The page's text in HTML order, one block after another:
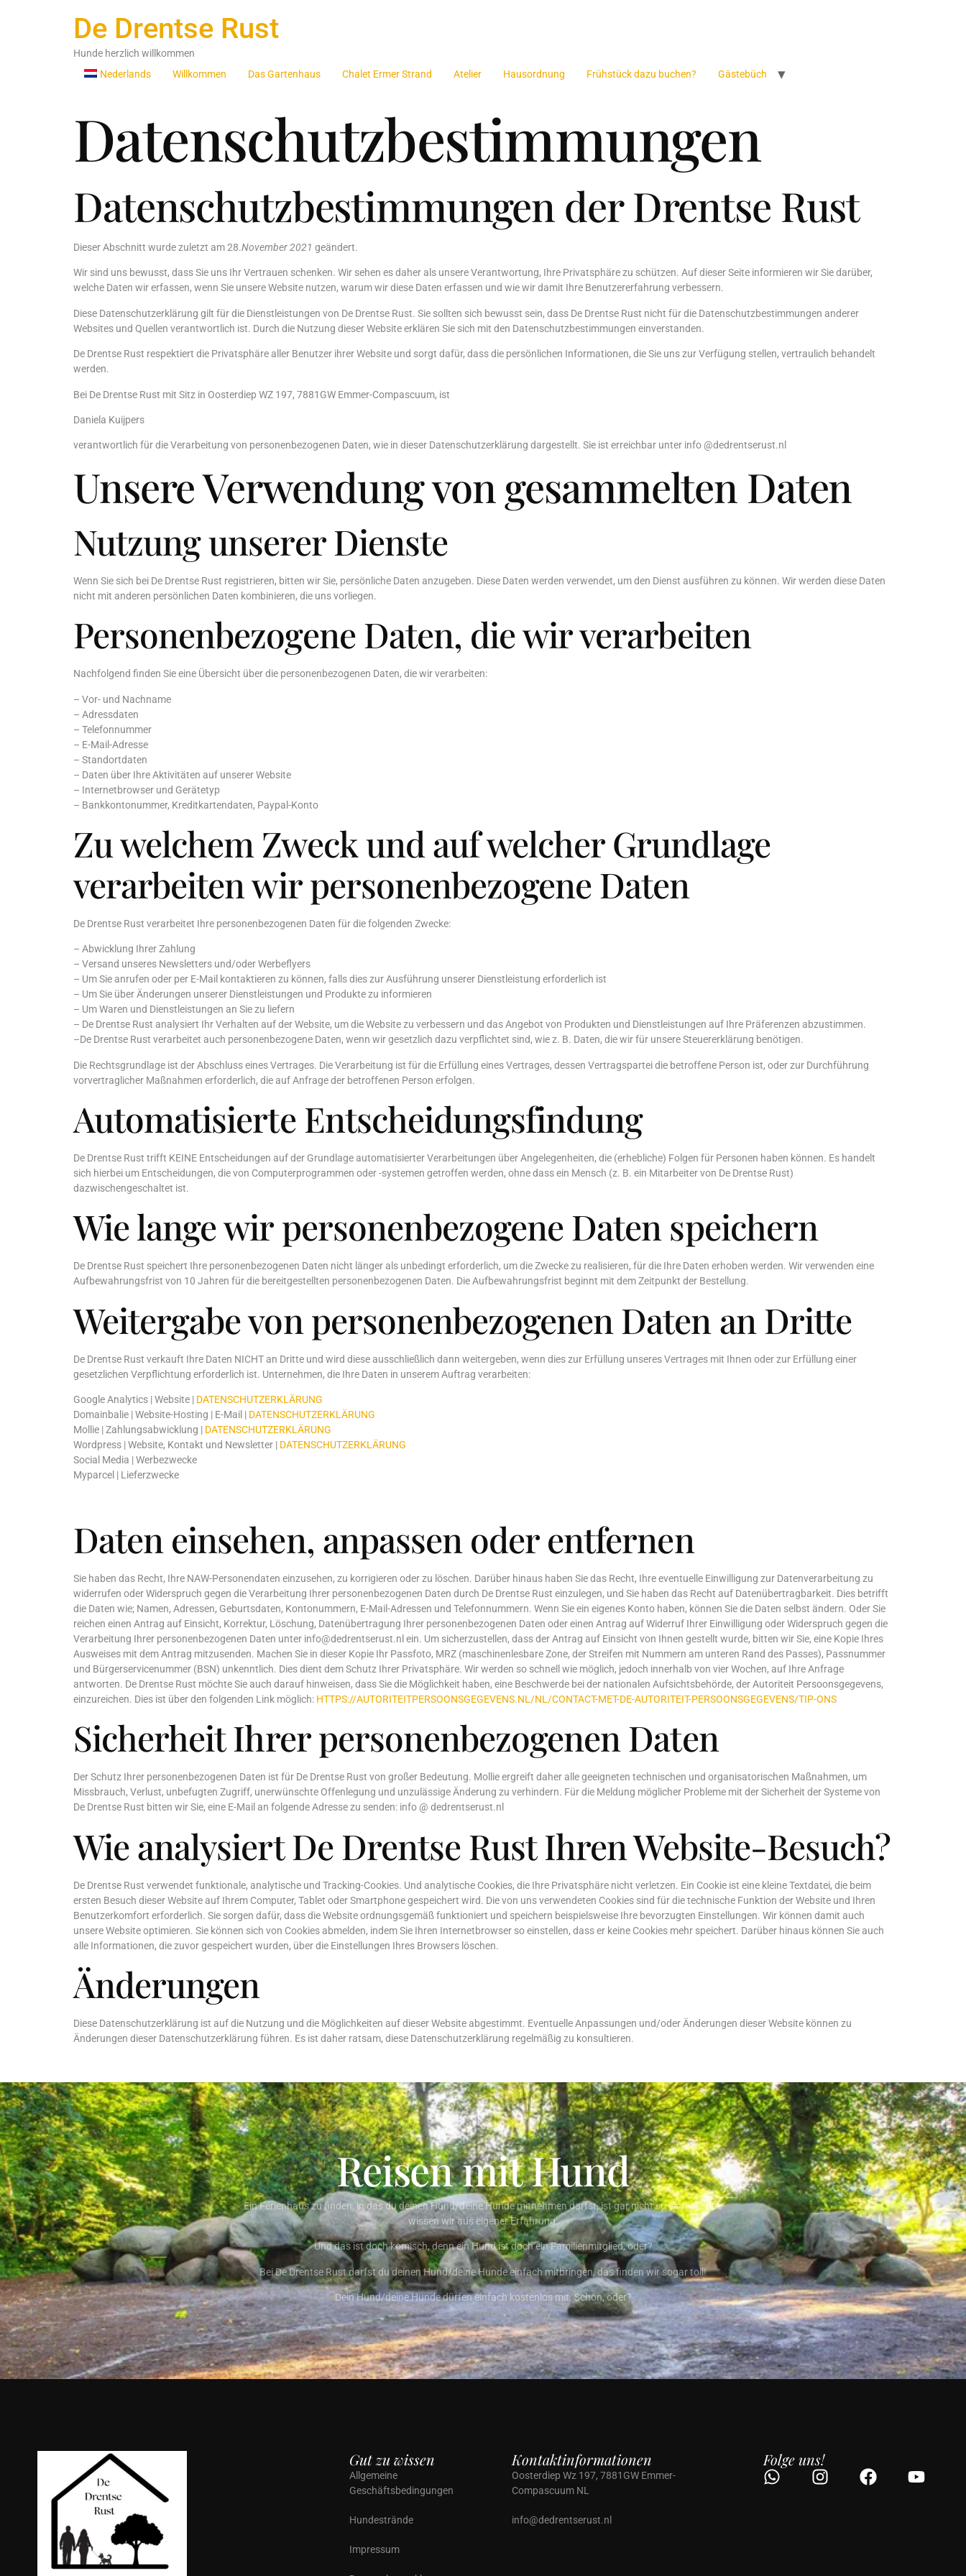
De Drentse Rust
Hunde herzlich willkommen
Nederlands
Willkommen Das Gartenhaus Chalet Ermer Strand Atelier Hausordnung Frühstück dazu buchen? Gästebüch
Datenschutzbestimmungen
Datenschutzbestimmungen der Drentse Rust
Dieser Abschnitt wurde zuletzt am 28.November 2021 geändert.
Wir sind uns bewusst, dass Sie uns Ihr Vertrauen schenken. Wir sehen es daher als unsere Verantwortung, Ihre Privatsphäre zu schützen. Auf dieser Seite informieren wir Sie darüber,
welche Daten wir erfassen, wenn Sie unsere Website nutzen, warum wir diese Daten erfassen und wie wir damit Ihre Benutzererfahrung verbessern.
Diese Datenschutzerklärung gilt für die Dienstleistungen von De Drentse Rust. Sie sollten sich bewusst sein, dass De Drentse Rust nicht für die Datenschutzbestimmungen anderer
Websites und Quellen verantwortlich ist. Durch die Nutzung dieser Website erklären Sie sich mit den Datenschutzbestimmungen einverstanden.
De Drentse Rust respektiert die Privatsphäre aller Benutzer ihrer Website und sorgt dafür, dass die persönlichen Informationen, die Sie uns zur Verfügung stellen, vertraulich behandelt
werden.
Bei De Drentse Rust mit Sitz in Oosterdiep WZ 197, 7881GW Emmer-Compascuum, ist
Daniela Kuijpers
verantwortlich für die Verarbeitung von personenbezogenen Daten, wie in dieser Datenschutzerklärung dargestellt. Sie ist erreichbar unter info @dedrentserust.nl
Unsere Verwendung von gesammelten Daten
Nutzung unserer Dienste
Wenn Sie sich bei De Drentse Rust registrieren, bitten wir Sie, persönliche Daten anzugeben. Diese Daten werden verwendet, um den Dienst ausführen zu können. Wir werden diese Daten
nicht mit anderen persönlichen Daten kombinieren, die uns vorliegen.
Personenbezogene Daten, die wir verarbeiten
Nachfolgend finden Sie eine Übersicht über die personenbezogenen Daten, die wir verarbeiten:
– Vor- und Nachname
– Adressdaten
– Telefonnummer
– E-Mail-Adresse
– Standortdaten
– Daten über Ihre Aktivitäten auf unserer Website
– Internetbrowser und Gerätetyp
– Bankkontonummer, Kreditkartendaten, Paypal-Konto
Zu welchem Zweck und auf welcher Grundlage
verarbeiten wir personenbezogene Daten
De Drentse Rust verarbeitet Ihre personenbezogenen Daten für die folgenden Zwecke:
– Abwicklung Ihrer Zahlung
– Versand unseres Newsletters und/oder Werbeflyers
– Um Sie anrufen oder per E-Mail kontaktieren zu können, falls dies zur Ausführung unserer Dienstleistung erforderlich ist
– Um Sie über Änderungen unserer Dienstleistungen und Produkte zu informieren
– Um Waren und Dienstleistungen an Sie zu liefern
– De Drentse Rust analysiert Ihr Verhalten auf der Website, um die Website zu verbessern und das Angebot von Produkten und Dienstleistungen auf Ihre Präferenzen abzustimmen.
–De Drentse Rust verarbeitet auch personenbezogene Daten, wenn wir gesetzlich dazu verpflichtet sind, wie z. B. Daten, die wir für unsere Steuererklärung benötigen.
Die Rechtsgrundlage ist der Abschluss eines Vertrages. Die Verarbeitung ist für die Erfüllung eines Vertrages, dessen Vertragspartei die betroffene Person ist, oder zur Durchführung
vorvertraglicher Maßnahmen erforderlich, die auf Anfrage der betroffenen Person erfolgen.
Automatisierte Entscheidungsfindung
De Drentse Rust trifft KEINE Entscheidungen auf der Grundlage automatisierter Verarbeitungen über Angelegenheiten, die (erhebliche) Folgen für Personen haben können. Es handelt
sich hierbei um Entscheidungen, die von Computerprogrammen oder -systemen getroffen werden, ohne dass ein Mensch (z. B. ein Mitarbeiter von De Drentse Rust)
dazwischengeschaltet ist.
Wie lange wir personenbezogene Daten speichern
De Drentse Rust speichert Ihre personenbezogenen Daten nicht länger als unbedingt erforderlich, um die Zwecke zu realisieren, für die Ihre Daten erhoben werden. Wir verwenden eine
Aufbewahrungsfrist von 10 Jahren für die bereitgestellten personenbezogenen Daten. Die Aufbewahrungsfrist beginnt mit dem Zeitpunkt der Bestellung.
Weitergabe von personenbezogenen Daten an Dritte
De Drentse Rust verkauft Ihre Daten NICHT an Dritte und wird diese ausschließlich dann weitergeben, wenn dies zur Erfüllung unseres Vertrages mit Ihnen oder zur Erfüllung einer
gesetzlichen Verpflichtung erforderlich ist. Unternehmen, die Ihre Daten in unserem Auftrag verarbeiten:
Google Analytics | Website | DATENSCHUTZERKLÄRUNG
Domainbalie | Website-Hosting | E-Mail | DATENSCHUTZERKLÄRUNG
Mollie | Zahlungsabwicklung | DATENSCHUTZERKLÄRUNG
Wordpress | Website, Kontakt und Newsletter | DATENSCHUTZERKLÄRUNG
Social Media | Werbezwecke
Myparcel | Lieferzwecke
Daten einsehen, anpassen oder entfernen
Sie haben das Recht, Ihre NAW-Personendaten einzusehen, zu korrigieren oder zu löschen. Darüber hinaus haben Sie das Recht, Ihre eventuelle Einwilligung zur Datenverarbeitung zu
widerrufen oder Widerspruch gegen die Verarbeitung Ihrer personenbezogenen Daten durch De Drentse Rust einzulegen, und Sie haben das Recht auf Datenübertragbarkeit. Dies betrifft
die Daten wie; Namen, Adressen, Geburtsdaten, Kontonummern, E-Mail-Adressen und Telefonnummern. Wenn Sie ein eigenes Konto haben, können Sie die Daten selbst ändern. Oder Sie
reichen einen Antrag auf Einsicht, Korrektur, Löschung, Datenübertragung Ihrer personenbezogenen Daten oder einen Antrag auf Widerruf Ihrer Einwilligung oder Widerspruch gegen die
Verarbeitung Ihrer personenbezogenen Daten unter info@dedrentserust.nl ein. Um sicherzustellen, dass der Antrag auf Einsicht von Ihnen gestellt wurde, bitten wir Sie, eine Kopie Ihres
Ausweises mit dem Antrag mitzusenden. Machen Sie in dieser Kopie Ihr Passfoto, MRZ (maschinenlesbare Zone, der Streifen mit Nummern am unteren Rand des Passes), Passnummer
und Bürgerservicenummer (BSN) unkenntlich. Dies dient dem Schutz Ihrer Privatsphäre. Wir werden so schnell wie möglich, jedoch innerhalb von vier Wochen, auf Ihre Anfrage
antworten. De Drentse Rust möchte Sie auch darauf hinweisen, dass Sie die Möglichkeit haben, eine Beschwerde bei der nationalen Aufsichtsbehörde, der Autoriteit Persoonsgegevens,
einzureichen. Dies ist über den folgenden Link möglich: HTTPS://AUTORITEITPERSOONSGEGEVENS.NL/NL/CONTACT-MET-DE-AUTORITEIT-PERSOONSGEGEVENS/TIP-ONS
Sicherheit Ihrer personenbezogenen Daten
Der Schutz Ihrer personenbezogenen Daten ist für De Drentse Rust von großer Bedeutung. Mollie ergreift daher alle geeigneten technischen und organisatorischen Maßnahmen, um
Missbrauch, Verlust, unbefugten Zugriff, unerwünschte Offenlegung und unzulässige Änderung zu verhindern. Für die Meldung möglicher Probleme mit der Sicherheit der Systeme von
De Drentse Rust bitten wir Sie, eine E-Mail an folgende Adresse zu senden: info @ dedrentserust.nl
Wie analysiert De Drentse Rust Ihren Website-Besuch?
De Drentse Rust verwendet funktionale, analytische und Tracking-Cookies. Und analytische Cookies, die Ihre Privatsphäre nicht verletzen. Ein Cookie ist eine kleine Textdatei, die beim
ersten Besuch dieser Website auf Ihrem Computer, Tablet oder Smartphone gespeichert wird. Die von uns verwendeten Cookies sind für die technische Funktion der Website und Ihren
Benutzerkomfort erforderlich. Sie sorgen dafür, dass die Website ordnungsgemäß funktioniert und speichern beispielsweise Ihre bevorzugten Einstellungen. Wir können damit auch
unsere Website optimieren. Sie können sich von Cookies abmelden, indem Sie Ihren Internetbrowser so einstellen, dass er keine Cookies mehr speichert. Darüber hinaus können Sie auch
alle Informationen, die zuvor gespeichert wurden, über die Einstellungen Ihres Browsers löschen.
Änderungen
Diese Datenschutzerklärung ist auf die Nutzung und die Möglichkeiten auf dieser Website abgestimmt. Eventuelle Anpassungen und/oder Änderungen dieser Website können zu
Änderungen dieser Datenschutzerklärung führen. Es ist daher ratsam, diese Datenschutzerklärung regelmäßig zu konsultieren.
Reisen mit Hund
Ein Ferienhaus zu finden, in das du deinen Hund/deine Hunde mitnehmen darfst, ist gar nicht so einfach, das
wissen wir aus eigener Erfahrung.
Und das ist doch komisch, denn ein Hund ist doch ein Familienmitglied, oder?
Bei De Drentse Rust darfst du deinen Hund/deine Hunde einfach mitbringen, das finden wir sogar toll!
Dein Hund/deine Hunde dürfen einfach kostenlos mit. Schön, oder?
Gut zu wissen
Allgemeine
Geschäftsbedingungen
Hundestrände
Impressum
Kontaktinformationen
Oosterdiep Wz 197, 7881GW Emmer-
Compascuum NL
info@dedrentserust.nl
Folge uns!